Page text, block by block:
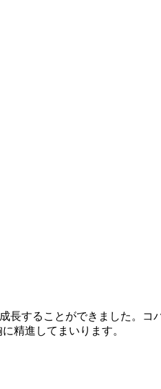
することができました。
精進してまいります。